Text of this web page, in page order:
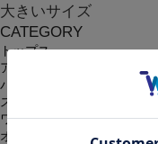
大きいサイズ
CATEGORY
トップス
アウター
パンツ
スカート
ワンピース
オールインワン・サロペット